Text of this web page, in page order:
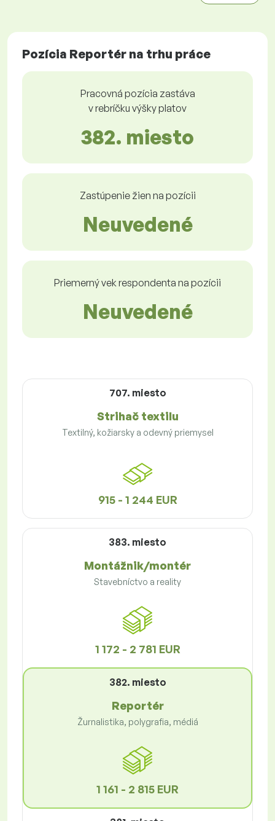
Pozícia Reportér na trhu práce
Pracovná pozícia zastáva
v rebríčku výšky platov
382. miesto
Zastúpenie žien na pozícii
Neuvedené
Priemerný vek respondenta na pozícii
Neuvedené
707. miesto
Strihač textilu
Textilný, kožiarsky a odevný priemysel
915 - 1 244 EUR
383. miesto
Montážnik/montér
Stavebníctvo a reality
1 172 - 2 781 EUR
382. miesto
Reportér
Žurnalistika, polygrafia, médiá
1 161 - 2 815 EUR